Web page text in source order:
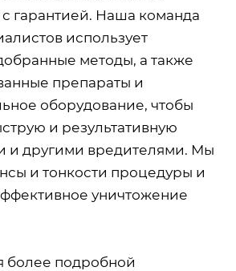
с гарантией. Наша команда
использует
методы, а также
препараты и
оборудование, чтобы
и результативную
и другими вредителями. Мы
и тонкости процедуры и
уничтожение
более подробной